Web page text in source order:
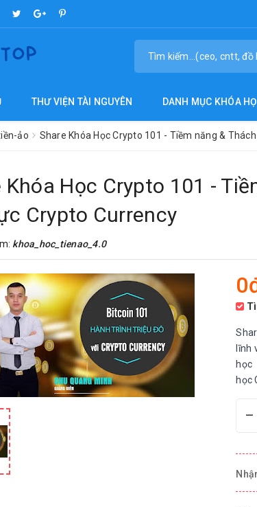
THƯ VIỆN TÀI NGUYÊN DANH MỤC KHÓA
ảo Share Khóa Học Crypto 101 - Tiềm năng &
Khóa Học Crypto 101 -
Crypto Currency
khoa_hoc_tienao_4.0
lĩnh
học
học
–